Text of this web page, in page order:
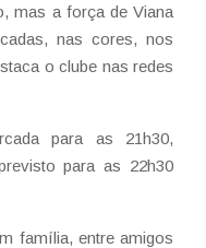
mas a força de Viana
nas cores, nos
o clube nas redes
para as 21h30,
para as 22h30
família, entre amigos